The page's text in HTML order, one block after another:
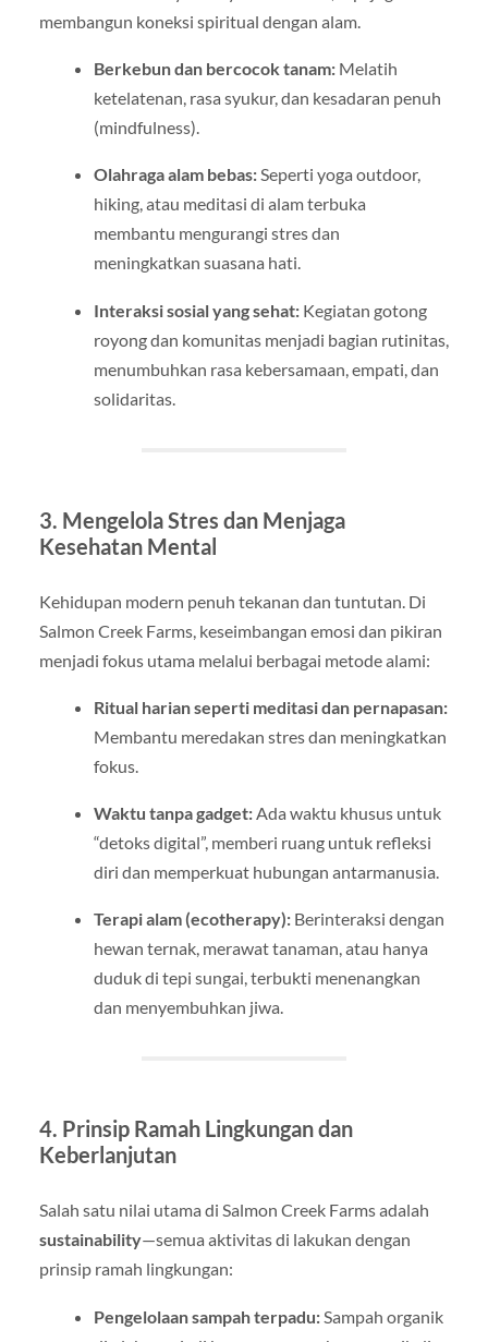
membangun koneksi spiritual dengan alam.
Berkebun dan bercocok tanam:Melatih
ketelatenan, rasa syukur, dan kesadaran penuh
(mindfulness).
Olahraga alam bebas:Seperti yoga outdoor,
hiking, atau meditasi di alam terbuka
membantu mengurangi stres dan
meningkatkan suasana hati.
Interaksi sosial yang sehat:Kegiatan gotong
royong dan komunitas menjadi bagian rutinitas,
menumbuhkan rasa kebersamaan, empati, dan
solidaritas.
3. Mengelola Stres dan Menjaga
Kesehatan Mental
Kehidupan modern penuh tekanan dan tuntutan. Di
Salmon Creek Farms, keseimbangan emosi dan pikiran
menjadi fokus utama melalui berbagai metode alami:
Ritual harian seperti meditasi dan pernapasan:
Membantu meredakan stres dan meningkatkan
fokus.
Waktu tanpa gadget:Ada waktu khusus untuk
“detoks digital”, memberi ruang untuk refleksi
diri dan memperkuat hubungan antarmanusia.
Terapi alam (ecotherapy):Berinteraksi dengan
hewan ternak, merawat tanaman, atau hanya
duduk di tepi sungai, terbukti menenangkan
dan menyembuhkan jiwa.
4. Prinsip Ramah Lingkungan dan
Keberlanjutan
Salah satu nilai utama di Salmon Creek Farms adalah
sustainability—semua aktivitas di lakukan dengan
prinsip ramah lingkungan:
Pengelolaan sampah terpadu:Sampah organik